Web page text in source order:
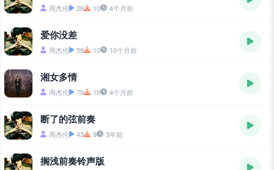
周杰伦 28 10 4个月前
爱你没差
周杰伦 59 10 10个月前
湘女多情
周杰伦 79 10 4个月前
断了的弦前奏
周杰伦 43 9 3年前
搁浅前奏铃声版